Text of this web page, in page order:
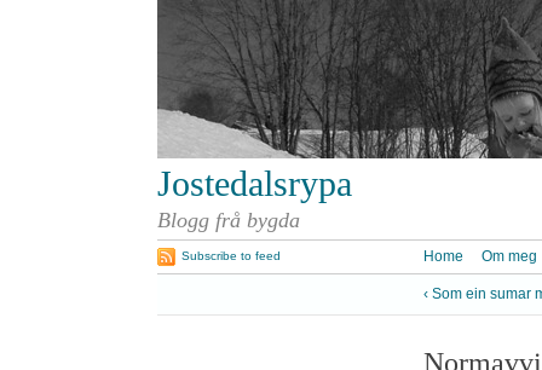
Jostedalsrypa
Blogg frå bygda
Home Om meg
Subscribe to feed
‹ Som ein sumar